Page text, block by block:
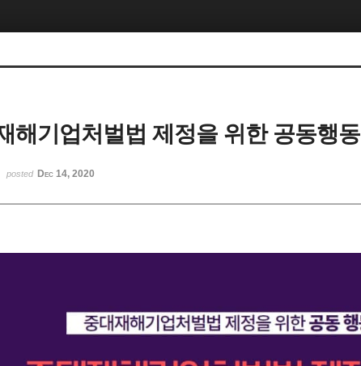
해기업처벌법 제정을 위한 공동행동
posted Dec 14, 2020